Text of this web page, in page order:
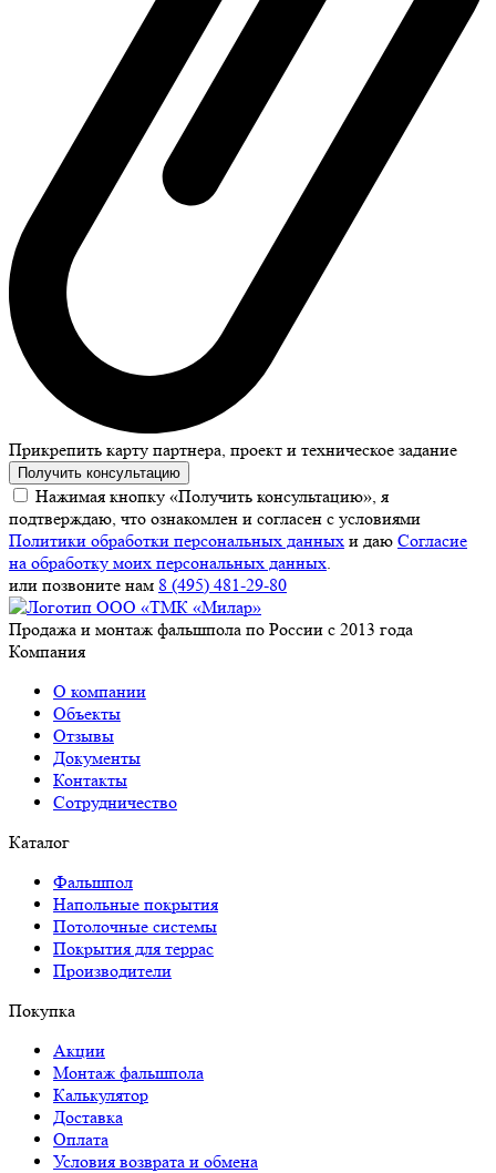
Прикрепить карту партнера, проект и техническое задание
Получить консультацию
Нажимая кнопку «Получить консультацию», я
подтверждаю, что ознакомлен и согласен с условиями
Политики обработки персональных данных и даю Согласие
на обработку моих персональных данных
или позвоните нам 8 (495) 481-29-80
Продажа и монтаж фальшпола по России с 2013 года
Компания
О компании
Объекты
Отзывы
Документы
Контакты
Сотрудничество
Каталог
Фальшпол
Напольные покрытия
Потолочные системы
Покрытия для террас
Производители
Покупка
Акции
Монтаж фальшпола
Калькулятор
Доставка
Оплата
Условия возврата и обмена